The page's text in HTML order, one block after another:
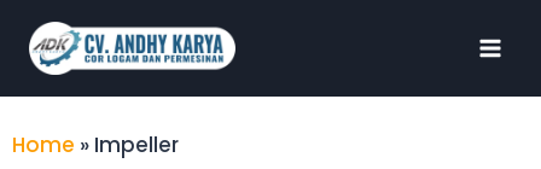
Home » Impeller